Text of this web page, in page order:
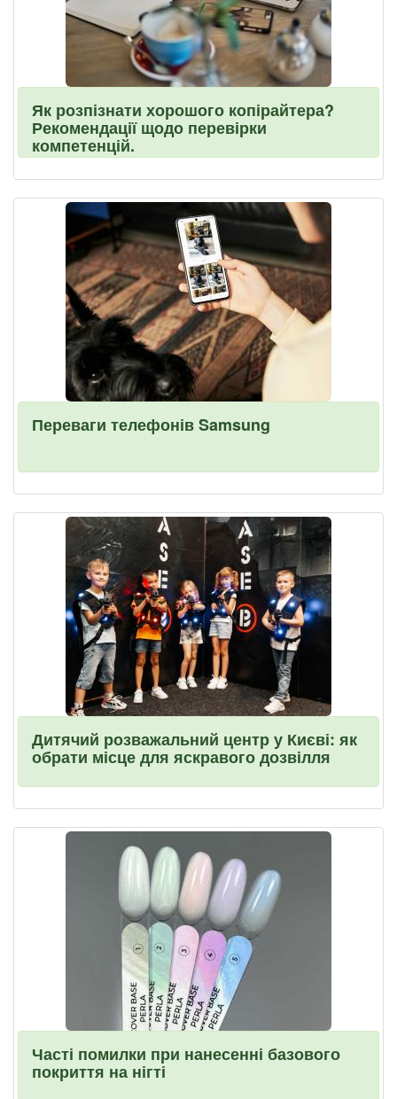
Як розпізнати хорошого копірайтера?
Рекомендації щодо перевірки
компетенцій.
Переваги телефонів Samsung
Дитячий розважальний центр у Києві: як
обрати місце для яскравого дозвілля
Часті помилки при нанесенні базового
покриття на нігті